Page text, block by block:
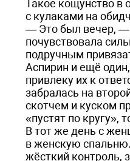
Такое кощунство в
с кулаками на
— Это был вечер, —
почувствовала
подручным
Аспирин и ещё
привлеку их к
забралась на
скотчем и куском
«пустят по кругу»,
В тот же день с
в женскую
жёсткий контроль,